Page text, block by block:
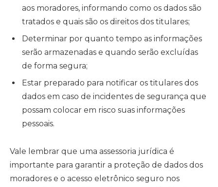
aos moradores, informando como os dados são
tratados e quais são os direitos dos titulares;
Determinar por quanto tempo as informações
serão armazenadas e quando serão excluídas
de forma segura;
Estar preparado para notificar os titulares dos
dados em caso de incidentes de segurança que
possam colocar em risco suas informações
pessoais.
Vale lembrar que uma assessoria jurídica é
importante para garantir a proteção de dados dos
moradores e o acesso eletrônico seguro nos